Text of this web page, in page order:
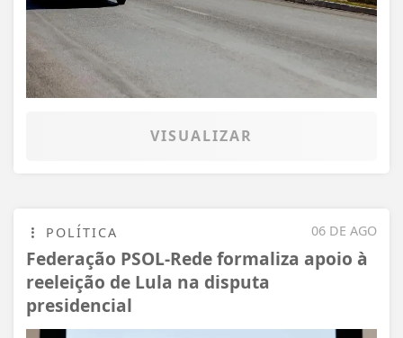
VISUALIZAR
06 DE AGO
POLÍTICA
Federação PSOL-Rede formaliza apoio à
reeleição de Lula na disputa
presidencial